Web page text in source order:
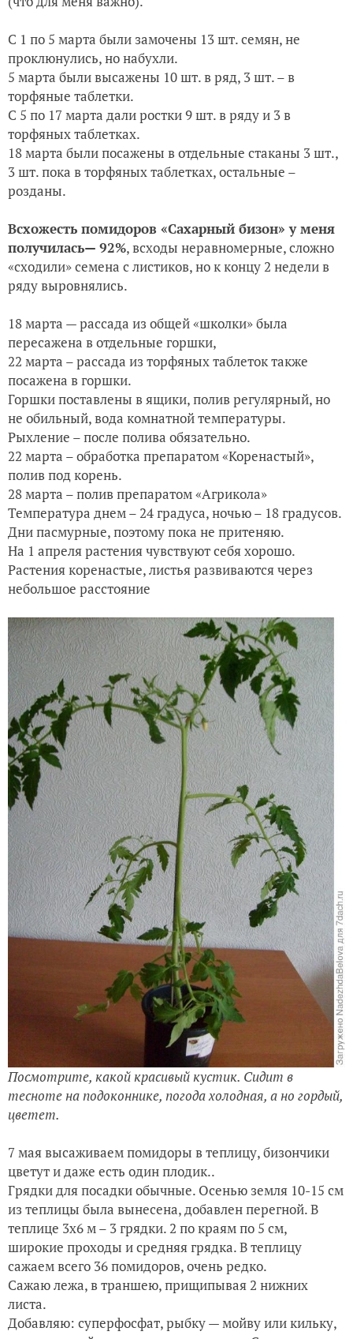
С 1 по 5 марта были замочены 13 шт. семян, не
проклюнулись, но набухли.
5 марта были высажены 10 шт. в ряд, 3 шт. – в
торфяные таблетки.
С 5 по 17 марта дали ростки 9 шт. в ряду и 3 в
торфяных таблетках.
18 марта были посажены в отдельные стаканы 3 шт.,
3 шт. пока в торфяных таблетках, остальные –
розданы.
Всхожесть помидоров «Сахарный бизон» у меня
получилась— 92%, всходы неравномерные, сложно
«сходили» семена с листиков, но к концу 2 недели в
ряду выровнялись.
18 марта — рассада из общей «школки» была
пересажена в отдельные горшки,
22 марта – рассада из торфяных таблеток также
посажена в горшки.
Горшки поставлены в ящики, полив регулярный, но
не обильный, вода комнатной температуры.
Рыхление – после полива обязательно.
22 марта – обработка препаратом «Коренастый»,
полив под корень.
28 марта – полив препаратом «Агрикола»
Температура днем – 24 градуса, ночью – 18 градусов.
Дни пасмурные, поэтому пока не притеняю.
На 1 апреля растения чувствуют себя хорошо.
Растения коренастые, листья развиваются через
небольшое расстояние
Посмотрите, какой красивый кустик. Сидит в
тесноте на подоконнике, погода холодная, а но гордый,
цветет.
7 мая высаживаем помидоры в теплицу, бизончики
цветут и даже есть один плодик..
Грядки для посадки обычные. Осенью земля 10-15 см
из теплицы была вынесена, добавлен перегной. В
теплице 3х6 м – 3 грядки. 2 по краям по 5 см,
широкие проходы и средняя грядка. В теплицу
сажаем всего 36 помидоров, очень редко.
Сажаю лежа, в траншею, прищипывая 2 нижних
листа.
Добавляю: суперфосфат, рыбку — мойву или кильку,